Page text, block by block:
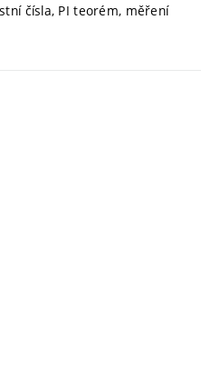
čísla, PI teorém, měření